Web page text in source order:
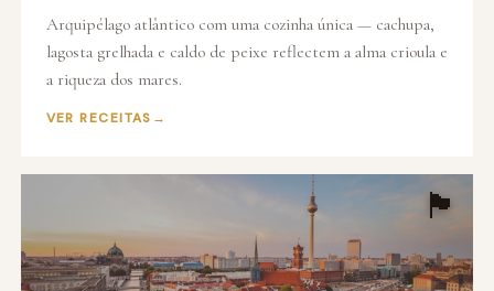
Arquipélago atlântico com uma cozinha única — cachupa,
lagosta grelhada e caldo de peixe reflectem a alma crioula e
a riqueza dos mares.
VER RECEITAS
🏴󠁥󠁳󠁧󠁡󠁿